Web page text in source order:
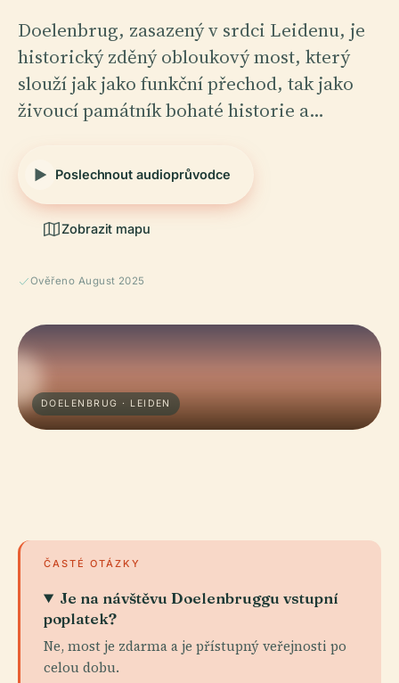
Doelenbrug, zasazený v srdci Leidenu, je
historický zděný obloukový most, který
slouží jak jako funkční přechod, tak jako
živoucí památník bohaté historie a…
Poslechnout audioprůvodce
Zobrazit mapu
Ověřeno August 2025
DOELENBRUG · LEIDEN
ČASTÉ OTÁZKY
Je na návštěvu Doelenbruggu vstupní
poplatek?
Ne, most je zdarma a je přístupný veřejnosti po
celou dobu.